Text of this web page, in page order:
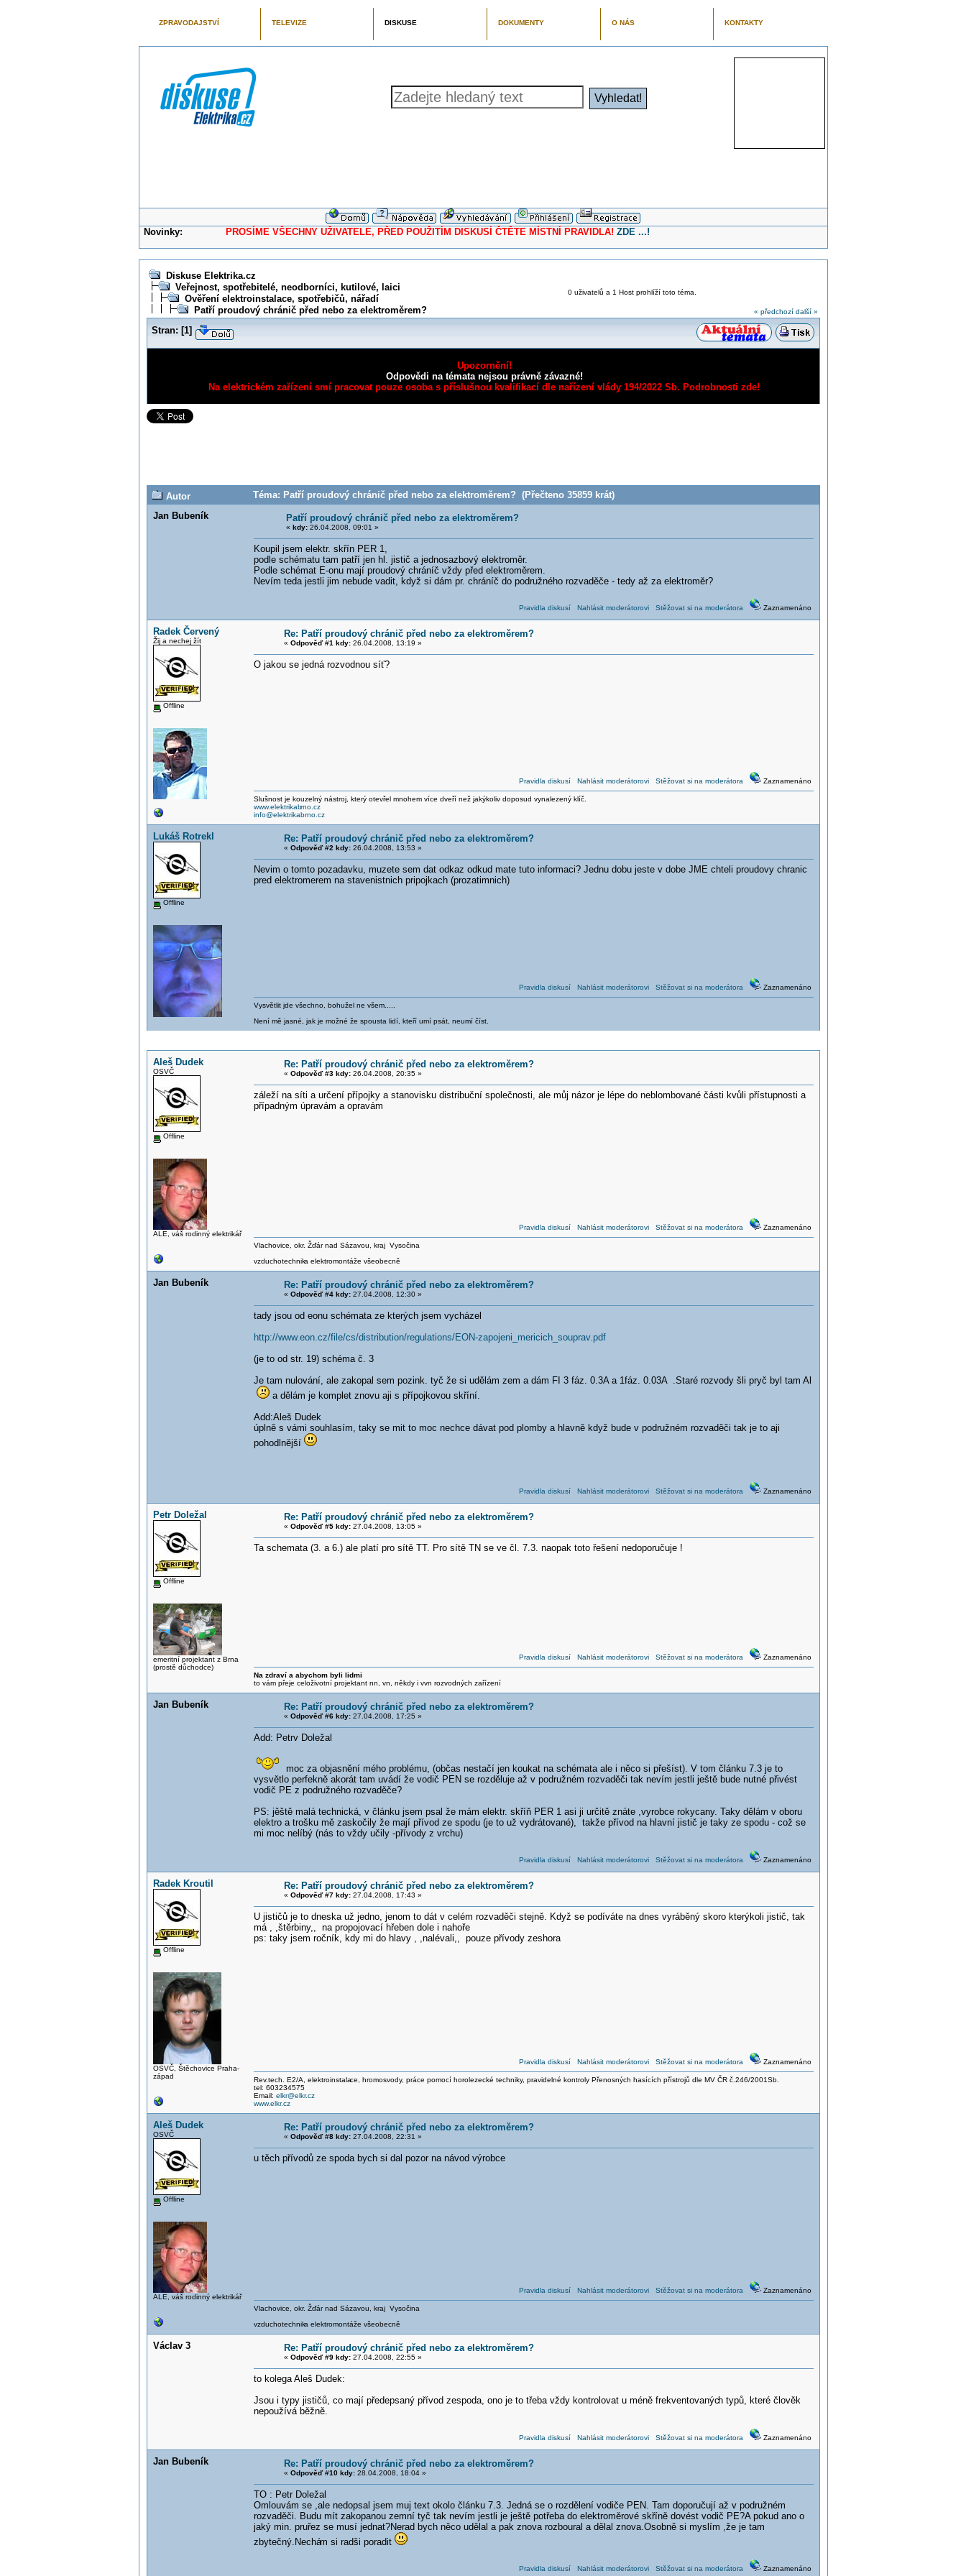
ZPRAVODAJSTVÍ TELEVIZE DISKUSE DOKUMENTY O NÁS KONTAKTY
Novinky: PROSÍME VŠECHNY UŽIVATELE, PŘED POUŽITÍM DISKUSÍ ČTĚTE MÍSTNÍ PRAVIDLA! ZDE ...!
Diskuse Elektrika.cz
Veřejnost, spotřebitelé, neodborníci, kutilové, laici
Ověření elektroinstalace, spotřebičů, nářadí
Patří proudový chránič před nebo za elektroměrem?
0 uživatelů a 1 Host prohlíží toto téma.
« předchozí další »
Stran: [1]
Upozornění!
Odpovědi na témata nejsou právně závazné!
Na elektrickém zařízení smí pracovat pouze osoba s příslušnou kvalifikací dle nařízení vlády 194/2022 Sb. Podrobnosti zde!
Autor
Téma: Patří proudový chránič před nebo za elektroměrem? (Přečteno 35859 krát)
Jan Bubeník
Patří proudový chránič před nebo za elektroměrem?
« kdy:26.04.2008, 09:01 »
Koupil jsem elektr. skřín PER 1,
podle schématu tam patří jen hl. jistič a jednosazbový elektroměr.
Podle schémat E-onu mají proudový chráníč vždy před elektroměrem.
Nevím teda jestli jim nebude vadit, když si dám pr. chráníč do podružného rozvaděče - tedy až za elektroměr?
Pravidla diskusí Nahlásit moderátorovi Stěžovat si na moderátora Zaznamenáno
Radek Červený
Žij a nechej žít
Offline
Re: Patří proudový chránič před nebo za elektroměrem?
« Odpověď #1 kdy:26.04.2008, 13:19 »
O jakou se jedná rozvodnou síť?
Pravidla diskusí Nahlásit moderátorovi Stěžovat si na moderátora Zaznamenáno
Slušnost je kouzelný nástroj, který otevřel mnohem více dveří než jakýkoliv doposud vynalezený klíč.
www.elektrikabrno.cz
info@elektrikabrno.cz
Lukáš Rotrekl
Offline
Re: Patří proudový chránič před nebo za elektroměrem?
« Odpověď #2 kdy:26.04.2008, 13:53 »
Nevim o tomto pozadavku, muzete sem dat odkaz odkud mate tuto informaci? Jednu dobu jeste v dobe JME chteli proudovy chranic
pred elektromerem na stavenistnich pripojkach (prozatimnich)
Pravidla diskusí Nahlásit moderátorovi Stěžovat si na moderátora Zaznamenáno
Vysvětlit jde všechno, bohužel ne všem.....
Není mě jasné, jak je možné že spousta lidí, kteří umí psát, neumí číst.
Aleš Dudek
OSVČ
Offline
ALE, váš rodinný elektrikář
Re: Patří proudový chránič před nebo za elektroměrem?
« Odpověď #3 kdy:26.04.2008, 20:35 »
záleží na síti a určení přípojky a stanovisku distribuční společnosti, ale můj názor je lépe do neblombované části kvůli přístupnosti a
případným úpravám a opravám
Pravidla diskusí Nahlásit moderátorovi Stěžovat si na moderátora Zaznamenáno
Vlachovice, okr. Žďár nad Sázavou, kraj Vysočina
vzduchotechnika elektromontáže všeobecně
Jan Bubeník Re: Patří proudový chránič před nebo za elektroměrem?
« Odpověď #4 kdy:27.04.2008, 12:30 »
tady jsou od eonu schémata ze kterých jsem vycházel
http://www.eon.cz/file/cs/distribution/regulations/EON-zapojeni_mericich_souprav.pdf
(je to od str. 19) schéma č. 3
Je tam nulování, ale zakopal sem pozink. tyč že si udělám zem a dám FI 3 fáz. 0.3A a 1fáz. 0.03A .Staré rozvody šli pryč byl tam Al
a dělám je komplet znovu aji s přípojkovou skříní.
Add:Aleš Dudek
úplně s vámi souhlasím, taky se mit to moc nechce dávat pod plomby a hlavně když bude v podružném rozvaděči tak je to aji
pohodlnější
Pravidla diskusí Nahlásit moderátorovi Stěžovat si na moderátora Zaznamenáno
Petr Doležal
Offline
emeritní projektant z Brna
(prostě důchodce)
Re: Patří proudový chránič před nebo za elektroměrem?
« Odpověď #5 kdy:27.04.2008, 13:05 »
Ta schemata (3. a 6.) ale platí pro sítě TT. Pro sítě TN se ve čl. 7.3. naopak toto řešení nedoporučuje !
Pravidla diskusí Nahlásit moderátorovi Stěžovat si na moderátora Zaznamenáno
Na zdraví a abychom byli lidmi
to vám přeje celoživotní projektant nn, vn, někdy i vvn rozvodných zařízení
Jan Bubeník Re: Patří proudový chránič před nebo za elektroměrem?
« Odpověď #6 kdy:27.04.2008, 17:25 »
Add: Petrv Doležal
moc za objasnění mého problému, (občas nestačí jen koukat na schémata ale i něco si přešíst). V tom článku 7.3 je to
vysvětlo perfekně akorát tam uvádí že vodič PEN se rozděluje až v podružném rozvaděči tak nevím jestli ještě bude nutné přivést
vodič PE z podružného rozvaděče?
PS: jěště malá technická, v článku jsem psal že mám elektr. skříň PER 1 asi ji určitě znáte ,vyrobce rokycany. Taky dělám v oboru
elektro a trošku mě zaskočily že mají přívod ze spodu (je to už vydrátované), takže přívod na hlavní jistič je taky ze spodu - což se
mi moc nelíbý (nás to vždy učily -přívody z vrchu)
Pravidla diskusí Nahlásit moderátorovi Stěžovat si na moderátora Zaznamenáno
Radek Kroutil
Offline
OSVČ, Štěchovice Praha-
západ
Re: Patří proudový chránič před nebo za elektroměrem?
« Odpověď #7 kdy:27.04.2008, 17:43 »
U jističů je to dneska už jedno, jenom to dát v celém rozvaděči stejně. Když se podíváte na dnes vyráběný skoro kterýkoli jistič, tak
má , ,štěrbiny,, na propojovací hřeben dole i nahoře
ps: taky jsem ročník, kdy mi do hlavy , ,nalévali,, pouze přívody zeshora
Pravidla diskusí Nahlásit moderátorovi Stěžovat si na moderátora Zaznamenáno
Rev.tech. E2/A, elektroinstalace, hromosvody, práce pomocí horolezecké techniky, pravidelné kontroly Přenosných hasících přístrojů dle MV ČR č.246/2001Sb.
tel: 603234575
Email: elkr@elkr.cz
www.elkr.cz
Aleš Dudek
OSVČ
Offline
ALE, váš rodinný elektrikář
Re: Patří proudový chránič před nebo za elektroměrem?
« Odpověď #8 kdy:27.04.2008, 22:31 »
u těch přívodů ze spoda bych si dal pozor na návod výrobce
Pravidla diskusí Nahlásit moderátorovi Stěžovat si na moderátora Zaznamenáno
Vlachovice, okr. Žďár nad Sázavou, kraj Vysočina
vzduchotechnika elektromontáže všeobecně
Václav 3 Re: Patří proudový chránič před nebo za elektroměrem?
« Odpověď #9 kdy:27.04.2008, 22:55 »
to kolega Aleš Dudek:
Jsou i typy jističů, co mají předepsaný přívod zespoda, ono je to třeba vždy kontrolovat u méně frekventovaných typů, které člověk
nepoužívá běžně.
Pravidla diskusí Nahlásit moderátorovi Stěžovat si na moderátora Zaznamenáno
Jan Bubeník Re: Patří proudový chránič před nebo za elektroměrem?
« Odpověď #10 kdy:28.04.2008, 18:04 »
TO : Petr Doležal
Omlouvám se ,ale nedopsal jsem muj text okolo článku 7.3. Jedná se o rozdělení vodiče PEN. Tam doporučují až v podružném
rozvaděči. Budu mít zakopanou zemní tyč tak nevím jestli je ještě potřeba do elektroměrové skříně dovést vodič PE?A pokud ano o
jaký min. pruřez se musí jednat?Nerad bych něco udělal a pak znova rozboural a dělal znova.Osobně si myslím ,že je tam
zbytečný.Nechám si radši poradit
Pravidla diskusí Nahlásit moderátorovi Stěžovat si na moderátora Zaznamenáno